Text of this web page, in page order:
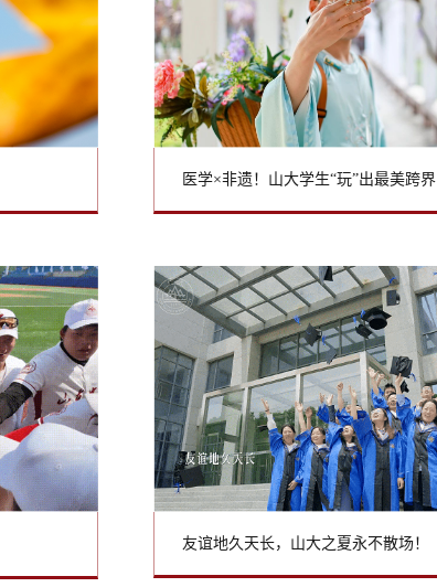
医学×非遗！山大学生“玩”出最美跨界
友谊地久天长，山大之夏永不散场！